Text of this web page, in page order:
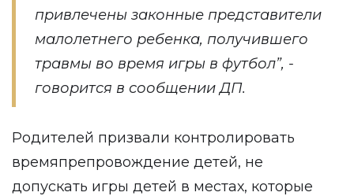
привлечены законные представители
малолетнего ребенка, получившего
травмы во время игры в футбол”, -
говорится в сообщении ДП.
Родителей призвали контролировать
времяпрепровождение детей, не
допускать игры детей в местах, которые